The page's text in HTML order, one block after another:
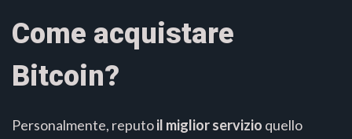
Come acquistare
Bitcoin?
Personalmente, reputoil miglior servizio quello